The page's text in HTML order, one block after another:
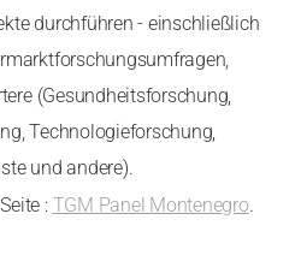
durchführen - einschließlich
(Gesundheitsforschung,
Technologieforschung,
und andere).
: TGM Panel Montenegro.